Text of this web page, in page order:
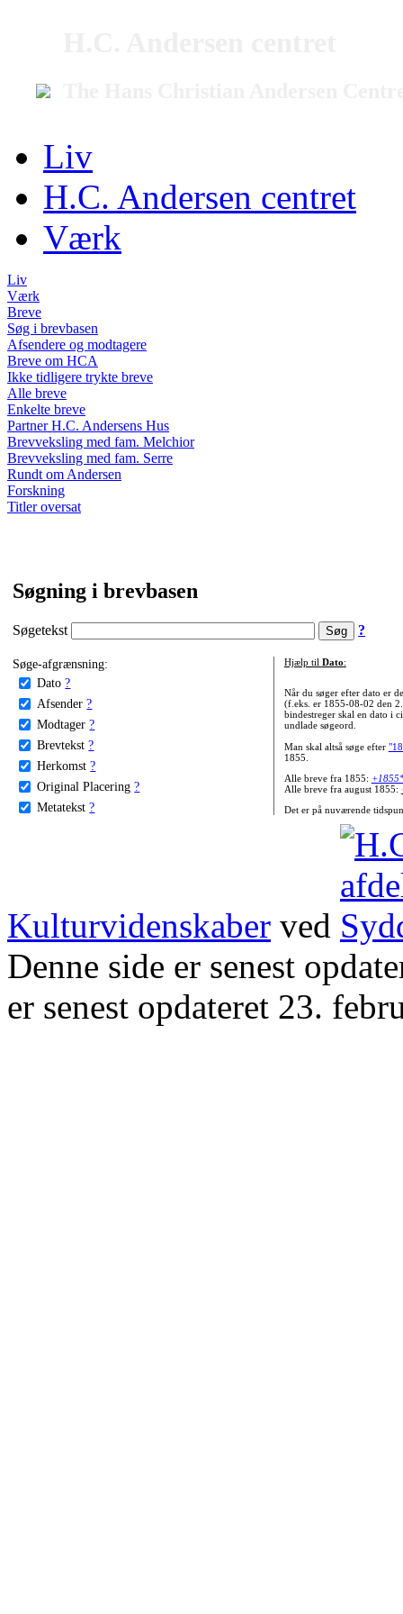
Liv
H.C. Andersen centret
Værk
Liv
Værk
Breve
Søg i brevbasen
Afsendere og modtagere
Breve om HCA
Ikke tidligere trykte breve
Alle breve
Enkelte breve
Partner H.C. Andersens Hus
Brevveksling med fam. Melchior
Brevveksling med fam. Serre
Rundt om Andersen
Forskning
Titler oversat
Søgning i brevbasen
Søgetekst ?
Søge-afgrænsning:
Dato ?
Afsender ?
Modtager ?
Brevtekst ?
Herkomst ?
Original Placering ?
Metatekst ?
Hjælp til Dato:
Når du søger efter dato er
(f.eks. er 1855-08-02 den
bindestreger skal en dato i
undlade søgeord.
Man skal altså søge efter
1855.
Alle breve fra 1855:
Alle breve fra august 1855:
Det er på nuværende
Kulturvidenskaber ved
Denne side er senest
er senest opdateret 23.